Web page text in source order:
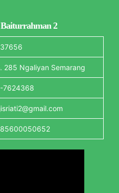
2
285 Ngaliyan Semarang
7624368